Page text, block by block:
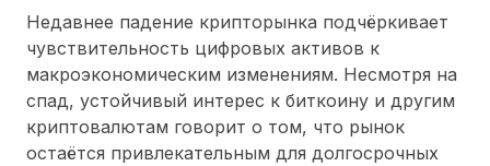
Недавнее падение крипторынка подчёркивает
чувствительность цифровых активов к
макроэкономическим изменениям. Несмотря на
спад, устойчивый интерес к биткоину и другим
криптовалютам говорит о том, что рынок
остаётся привлекательным для долгосрочных